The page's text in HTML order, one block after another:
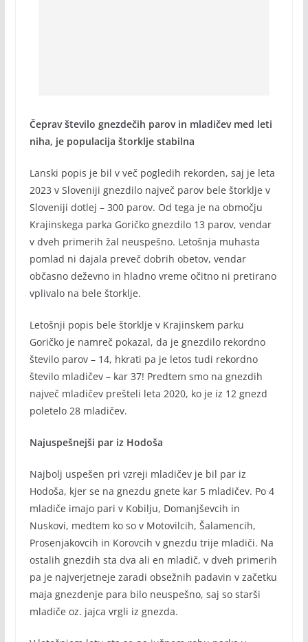
Čeprav število gnezdečih parov in mladičev med leti
niha, je populacija štorklje stabilna
Lanski popis je bil v več pogledih rekorden, saj je leta
2023 v Sloveniji gnezdilo največ parov bele štorklje v
Sloveniji dotlej – 300 parov. Od tega je na območju
Krajinskega parka Goričko gnezdilo 13 parov, vendar
v dveh primerih žal neuspešno. Letošnja muhasta
pomlad ni dajala preveč dobrih obetov, vendar
občasno deževno in hladno vreme očitno ni pretirano
vplivalo na bele štorklje.
Letošnji popis bele štorklje v Krajinskem parku
Goričko je namreč pokazal, da je gnezdilo rekordno
število parov – 14, hkrati pa je letos tudi rekordno
število mladičev – kar 37! Predtem smo na gnezdih
največ mladičev prešteli leta 2020, ko je iz 12 gnezd
poletelo 28 mladičev.
Najuspešnejši par iz Hodoša
Najbolj uspešen pri vzreji mladičev je bil par iz
Hodoša, kjer se na gnezdu gnete kar 5 mladičev. Po 4
mladiče imajo pari v Kobilju, Domanjševcih in
Nuskovi, medtem ko so v Motovilcih, Šalamencih,
Prosenjakovcih in Korovcih v gnezdu trije mladiči. Na
ostalih gnezdih sta dva ali en mladič, v dveh primerih
pa je najverjetneje zaradi obsežnih padavin v začetku
maja gnezdenje para bilo neuspešno, saj so starši
mladiče oz. jajca vrgli iz gnezda.